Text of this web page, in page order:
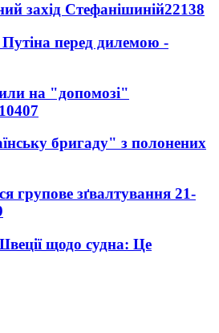
захід Стефанішиній22138
перед дилемою -
на "допомозі"
10407
бригаду" з полонених
групове зґвалтування 21-
щодо судна: Це